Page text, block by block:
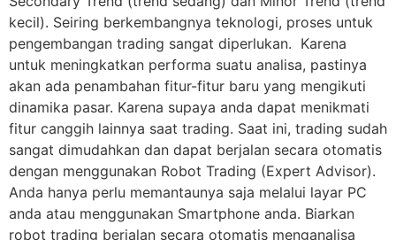
kecil). Seiring berkembangnya teknologi, proses untuk
pengembangan trading sangat diperlukan. Karena
untuk meningkatkan performa suatu analisa, pastinya
akan ada penambahan fitur-fitur baru yang mengikuti
dinamika pasar. Karena supaya anda dapat menikmati
fitur canggih lainnya saat trading. Saat ini, trading sudah
sangat dimudahkan dan dapat berjalan secara otomatis
dengan menggunakan Robot Trading (Expert Advisor).
Anda hanya perlu memantaunya saja melalui layar PC
anda atau menggunakan Smartphone anda. Biarkan
robot trading berjalan secara otomatis menganalisa